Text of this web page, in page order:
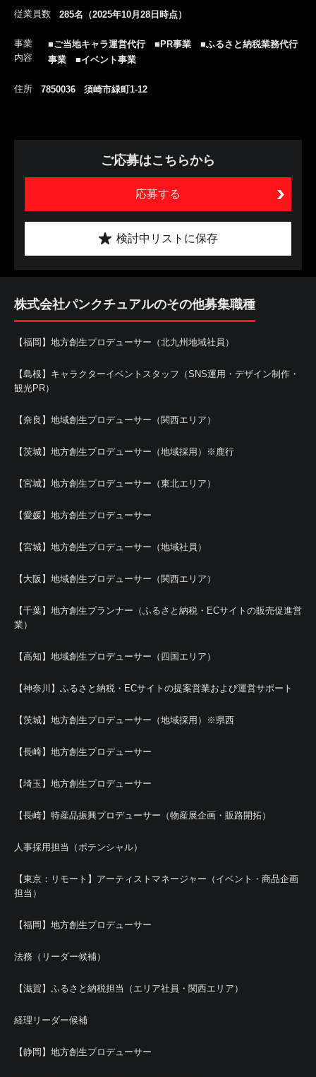
従業員数 285名（2025年10月28日時点）
事業
内容
■ご当地キャラ運営代行 ■PR事業 ■ふるさと納税業務代行
事業 ■イベント事業
住所 7850036 須崎市緑町1-12
ご応募はこちらから
応募する
検討中リストに保存
株式会社パンクチュアルのその他募集職種
【福岡】地方創生プロデューサー（北九州地域社員）
【島根】キャラクターイベントスタッフ（SNS運用・デザイン制作・
観光PR）
【奈良】地域創生プロデューサー（関西エリア）
【茨城】地方創生プロデューサー（地域採用）※鹿行
【宮城】地方創生プロデューサー（東北エリア）
【愛媛】地方創生プロデューサー
【宮城】地方創生プロデューサー（地域社員）
【大阪】地域創生プロデューサー（関西エリア）
【千葉】地方創生プランナー（ふるさと納税・ECサイトの販売促進営
業）
【高知】地域創生プロデューサー（四国エリア）
【神奈川】ふるさと納税・ECサイトの提案営業および運営サポート
【茨城】地方創生プロデューサー（地域採用）※県西
【長崎】地方創生プロデューサー
【埼玉】地方創生プロデューサー
【長崎】特産品振興プロデューサー（物産展企画・販路開拓）
人事採用担当（ポテンシャル）
【東京：リモート】アーティストマネージャー（イベント・商品企画
担当）
【福岡】地方創生プロデューサー
法務（リーダー候補）
【滋賀】ふるさと納税担当（エリア社員・関西エリア）
経理リーダー候補
【静岡】地方創生プロデューサー